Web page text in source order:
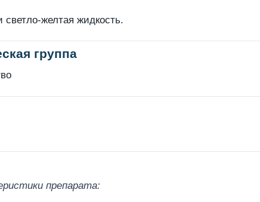
светло-желтая жидкость.
группа
препарата: